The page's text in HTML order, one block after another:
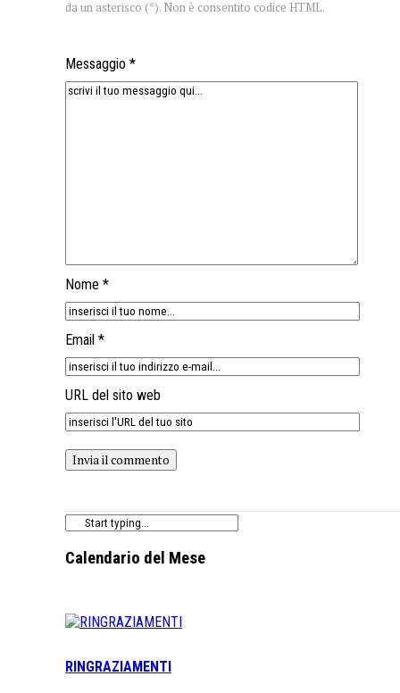
da un asterisco (*). Non è consentito codice HTML.
Messaggio *
Nome *
Email *
URL del sito web
Calendario del Mese
RINGRAZIAMENTI